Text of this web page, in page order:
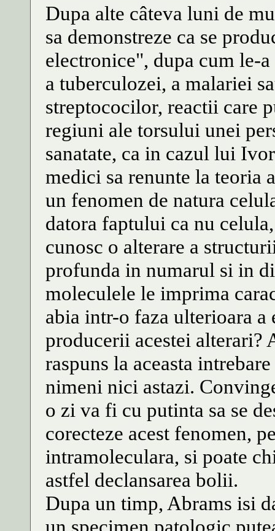
Dupa alte câteva luni de
sa demonstreze ca se
electronice", dupa cum le-
a tuberculozei, a malariei
streptococilor, reactii care
regiuni ale torsului unei
sanatate, ca in cazul lui
medici sa renunte la teoria
un fenomen de natura
datora faptului ca nu
cunosc o alterare a
profunda in numarul si in
moleculele le imprima
abia intr-o faza ulterioara
producerii acestei alterari?
raspuns la aceasta
nimeni nici astazi.
o zi va fi cu putinta sa se
corecteze acest fenomen,
intramoleculara, si poate
astfel declansarea bolii.
Dupa un timp, Abrams isi
un specimen patologic